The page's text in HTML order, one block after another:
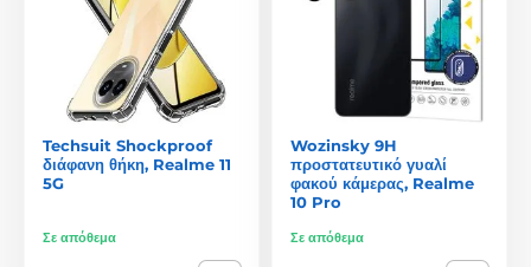
Techsuit Shockproof
διάφανη θήκη, Realme 11
5G
Σε απόθεμα
Wozinsky 9H
προστατευτικό γυαλί
φακού κάμερας, Realme
10 Pro
Σε απόθεμα